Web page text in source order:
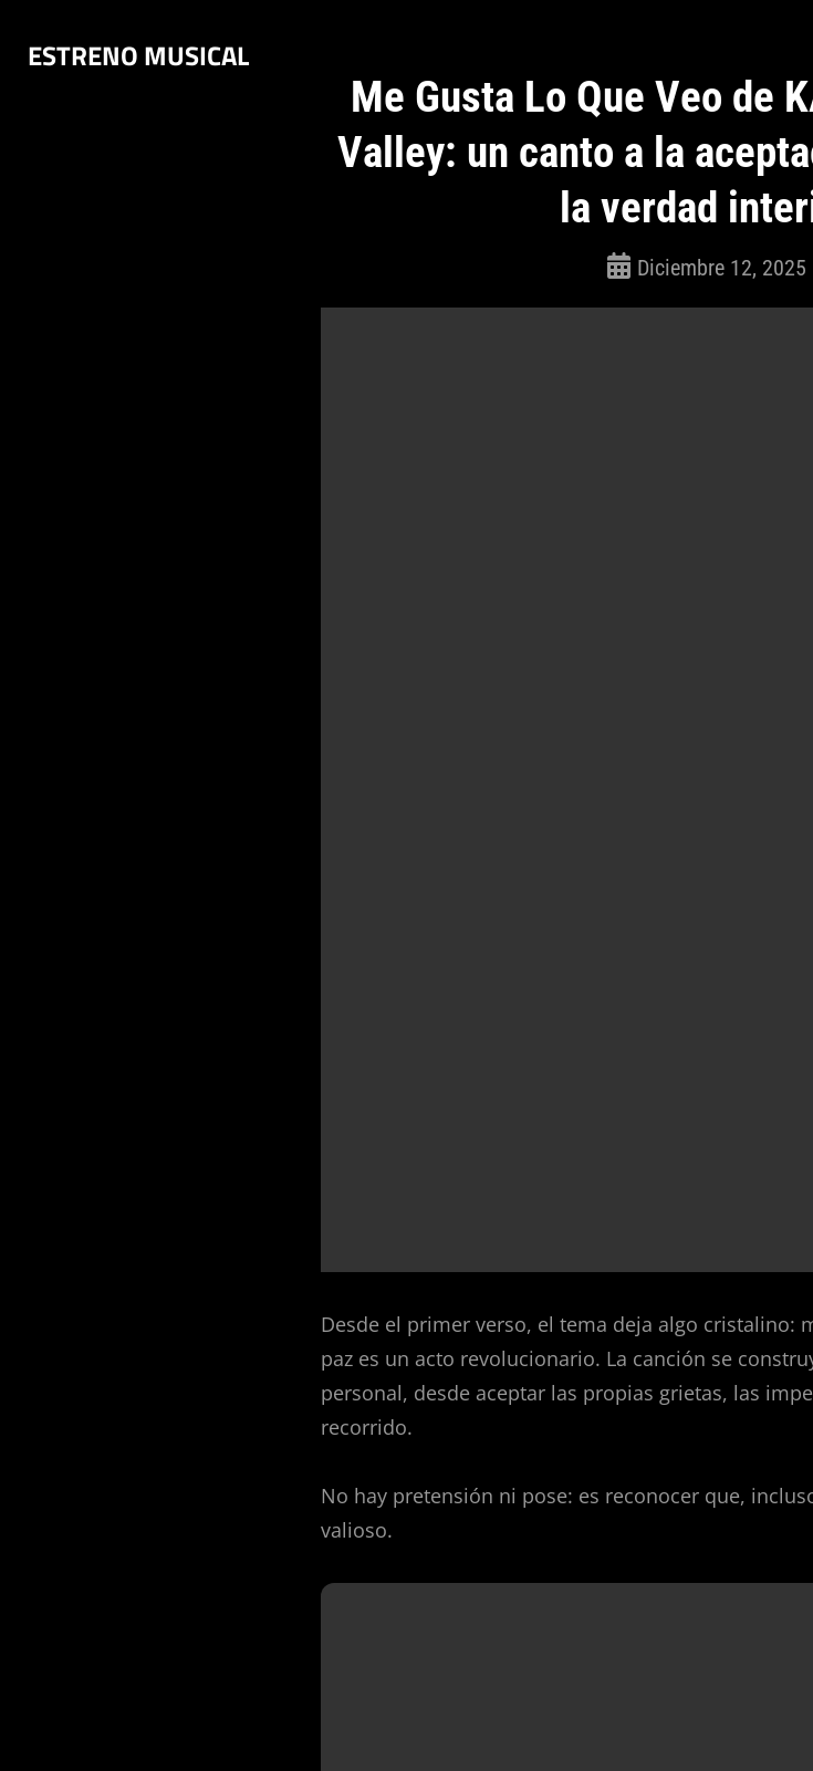
ESTRENO MUSICAL
Me Gusta Lo Que Veo de
Valley: un canto a la
la verdad
(Isabella)
Diciembre 12, 2025
Desde el primer verso, el tema deja algo cristalino:
paz es un acto revolucionario. La canción se
personal, desde aceptar las propias grietas, las
recorrido.
No hay pretensión ni pose: es reconocer que,
valioso.